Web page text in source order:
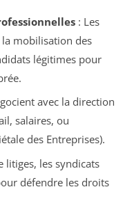
: Les
mobilisation des
légitimes pour
avec la direction
salaires, ou
des Entreprises).
litiges, les syndicats
défendre les droits